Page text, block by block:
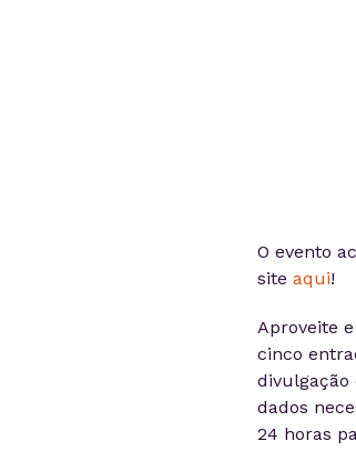
O evento
site aqui!
Aproveite
cinco
divulgação
dados
24 horas